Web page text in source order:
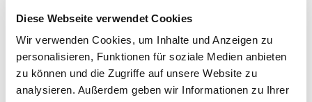
Diese Webseite verwendet Cookies
Wir verwenden Cookies, um Inhalte und Anzeigen zu
personalisieren, Funktionen für soziale Medien anbieten
zu können und die Zugriffe auf unsere Website zu
analysieren. Außerdem geben wir Informationen zu Ihrer
keine perfekte Finanzplanung und auch kein pausenloses
Action-Programm. Das, was es braucht, ist von seinen Eltern
bedingungslos geliebt zu werden.